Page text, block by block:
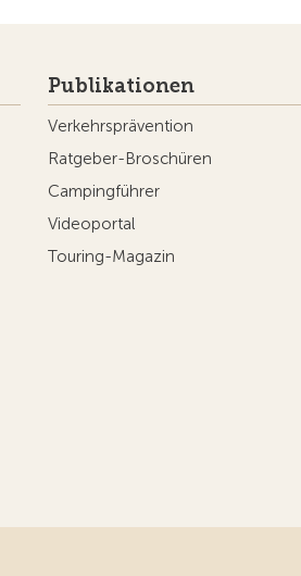
Publikationen
Verkehrsprävention
Ratgeber-Broschüren
Campingführer
Videoportal
Touring-Magazin